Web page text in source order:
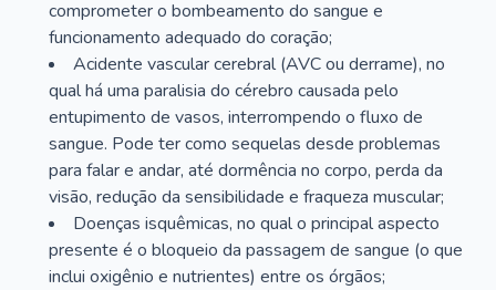
comprometer o bombeamento do sangue e
funcionamento adequado do coração;
Acidente vascular cerebral (AVC ou derrame), no
qual há uma paralisia do cérebro causada pelo
entupimento de vasos, interrompendo o fluxo de
sangue. Pode ter como sequelas desde problemas
para falar e andar, até dormência no corpo, perda da
visão, redução da sensibilidade e fraqueza muscular;
Doenças isquêmicas, no qual o principal aspecto
presente é o bloqueio da passagem de sangue (o que
inclui oxigênio e nutrientes) entre os órgãos;